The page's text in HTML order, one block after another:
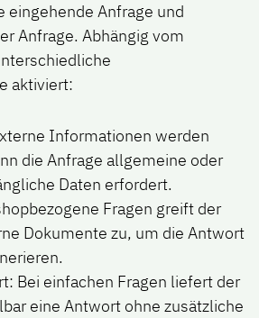
eingehende Anfrage und
Anfrage. Abhängig vom
aktiviert:
Informationen werden
die Anfrage allgemeine oder
Daten erfordert.
Fragen greift der
Dokumente zu, um die Antwort
Bei einfachen Fragen liefert der
eine Antwort ohne zusätzliche